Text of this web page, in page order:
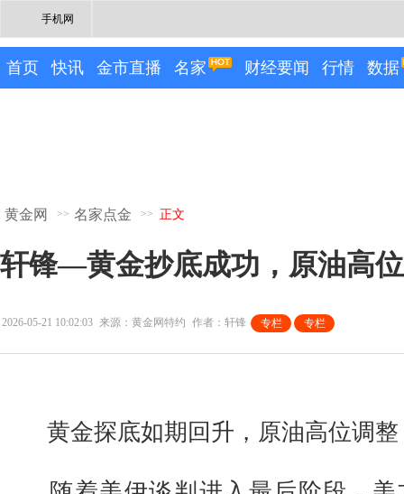
手机网
首页 快讯 金市直播 名家 财经要闻 行情 数据
黄金网 >> 名家点金 >> 正文
轩锋—黄金抄底成功，原油高
2026-05-21 10:02:03 来源：黄金网特约 作者：轩锋 专栏 专栏
黄金探底如期回升，原油高位调整